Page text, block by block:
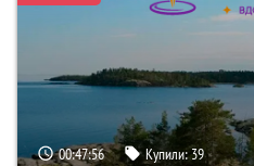
00:47:54 Купили:39